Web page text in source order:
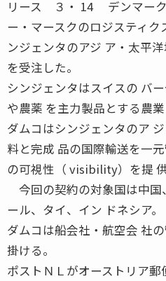
リース ３・ 14 デンマーク
ー・マースクのロジスティ
ンジェンタのアジ ア・太平
を受注した。
シンジェンタはスイスの バ
や農薬 を主力製品とする農
ダムコはシンジェンタのア
料と完成 品の国際輸送を一
の可視性（ visibility）を提 供
今回の契約の対象国は中国
ール、タイ、イン ドネシア。
ダムコは船会社・航空会 社
掛ける。
ポストＮＬがオーストリア